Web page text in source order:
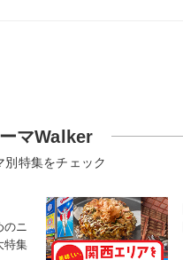
マWalker
別特集をチェック
のニ
特集